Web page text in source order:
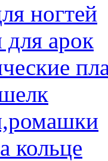
ногтей
арок
кольце